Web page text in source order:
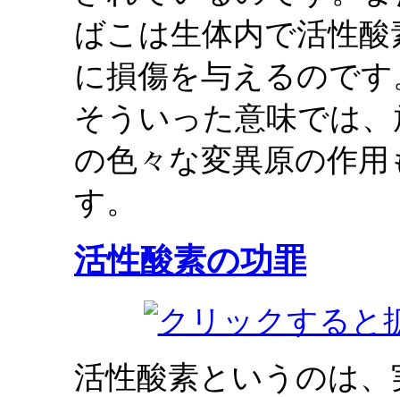
ばこは生体内で活性
に損傷を与えるのです
そういった意味では
の色々な変異原の作
す。
活性酸素の功罪
活性酸素というのは